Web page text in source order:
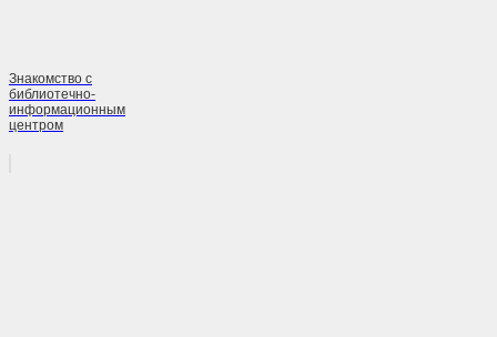
Знакомство с
библиотечно-
информационным
центром